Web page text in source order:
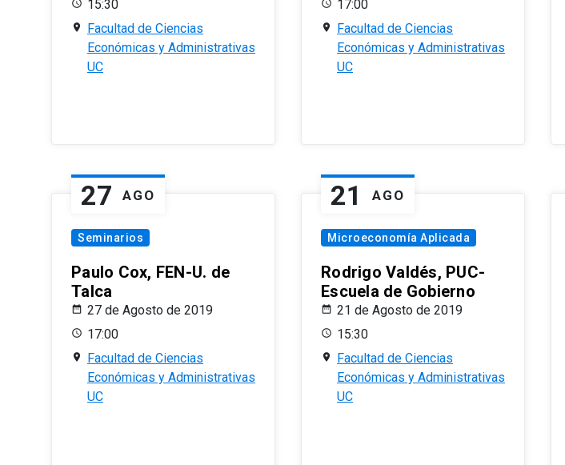
15:30
Facultad de Ciencias
Económicas y Administrativas
UC
17:00
Facultad de Ciencias
Económicas y Administrativas
UC
27 AGO
Seminarios
Paulo Cox, FEN-U. de
Talca
27 de Agosto de 2019
17:00
Facultad de Ciencias
Económicas y Administrativas
UC
21 AGO
Microeconomía Aplicada
Rodrigo Valdés, PUC-
Escuela de Gobierno
21 de Agosto de 2019
15:30
Facultad de Ciencias
Económicas y Administrativas
UC